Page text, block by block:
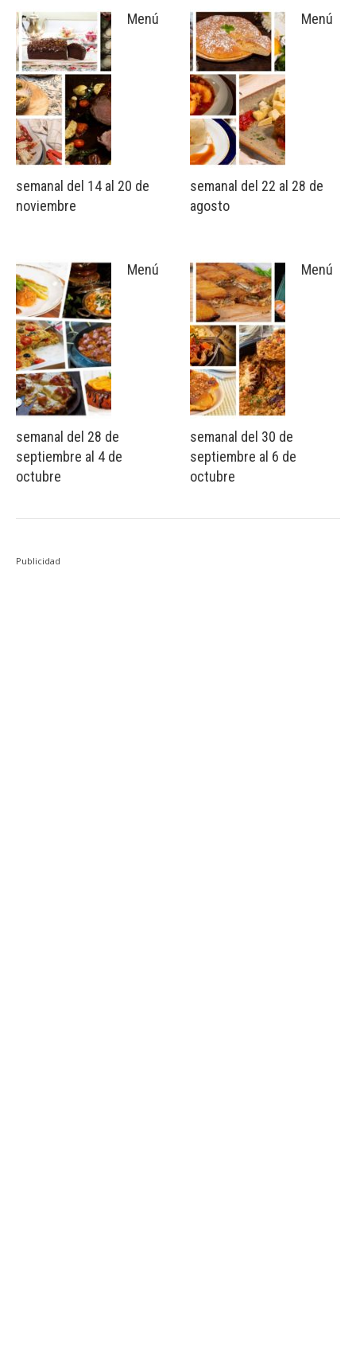
Menú
semanal del 14 al 20 de
noviembre
Menú
semanal del 28 de
septiembre al 4 de
octubre
Menú
semanal del 22 al 28 de
agosto
Menú
semanal del 30 de
septiembre al 6 de
octubre
Publicidad